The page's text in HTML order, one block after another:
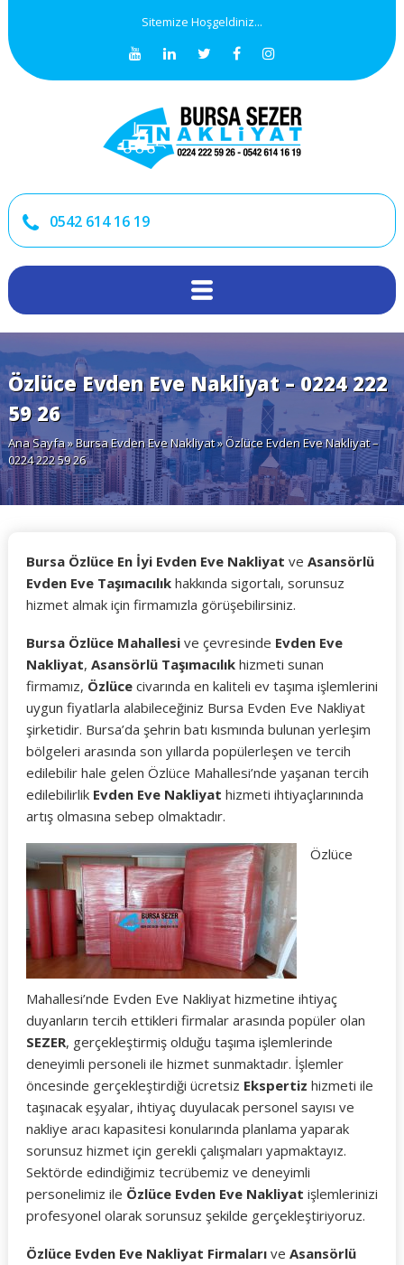
Sitemize Hoşgeldiniz...
0542 614 16 19
Özlüce Evden Eve Nakliyat – 0224 222
59 26
Ana Sayfa»Bursa Evden Eve Nakliyat» Özlüce Evden Eve Nakliyat –
0224 222 59 26
Bursa Özlüce En İyi Evden Eve Nakliyat ve Asansörlü
Evden Eve Taşımacılıkhakkında sigortalı, sorunsuz
hizmet almak için firmamızla görüşebilirsiniz.
Bursa Özlüce Mahallesive çevresinde Evden Eve
Nakliyat, Asansörlü Taşımacılıkhizmeti sunan
firmamız, Özlücecivarında en kaliteli ev taşıma işlemlerini
uygun fiyatlarla alabileceğiniz Bursa Evden Eve Nakliyat
şirketidir. Bursa’da şehrin batı kısmında bulunan yerleşim
bölgeleri arasında son yıllarda popülerleşen ve tercih
edilebilir hale gelen Özlüce Mahallesi’nde yaşanan tercih
edilebilirlik Evden Eve Nakliyat hizmeti ihtiyaçlarınında
artış olmasına sebep olmaktadır.
Özlüce
Mahallesi’nde Evden Eve Nakliyat hizmetine ihtiyaç
duyanların tercih ettikleri firmalar arasında popüler olan
SEZER, gerçekleştirmiş olduğu taşıma işlemlerinde
deneyimli personeli ile hizmet sunmaktadır. İşlemler
öncesinde gerçekleştirdiği ücretsiz Ekspertiz hizmeti ile
taşınacak eşyalar, ihtiyaç duyulacak personel sayısı ve
nakliye aracı kapasitesi konularında planlama yaparak
sorunsuz hizmet için gerekli çalışmaları yapmaktayız.
Sektörde edindiğimiz tecrübemiz ve deneyimli
personelimiz ile Özlüce Evden Eve Nakliyat işlemlerinizi
profesyonel olarak sorunsuz şekilde gerçekleştiriyoruz.
Özlüce Evden Eve Nakliyat Firmalarıve Asansörlü